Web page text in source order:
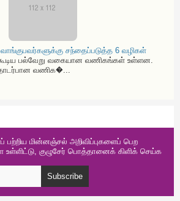
சந்தைப்படுத்த 6 வழிகள்
பல்வேறு வகையான வணிகங்கள் உள்ளன.
வணிக�...
பற்றிய மின்னஞ்சல் அறிவிப்புகளைப் பெற
குழுசேர் பொத்தானைக் கிளிக் செய்க
Subscribe